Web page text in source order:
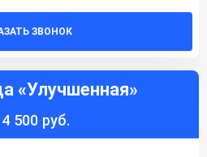
ЗВОНОК
«Улучшенная»
500 руб.